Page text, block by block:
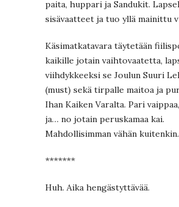
paita, huppari ja Sandukit.
sisävaatteet ja tuo yllä mainittu
Käsimatkatavara täytetään
kaikille jotain vaihtovaatetta,
viihdykkeeksi se Joulun Suuri
(must) sekä tirpalle maitoa ja
Ihan Kaiken Varalta. Pari
ja… no jotain peruskamaa kai.
Mahdollisimman vähän kuitenkin.
*******
Huh. Aika hengästyttävää.